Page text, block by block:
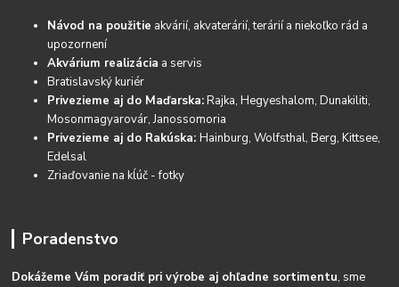
Návod na použitie akvárií, akvaterárií, terárií a niekoľko rád a
upozornení
Akvárium realizácia a servis
Bratislavský kuriér
Privezieme aj do Maďarska:Rajka, Hegyeshalom, Dunakiliti,
Mosonmagyarovár, Janossomoria
Privezieme aj do Rakúska:Hainburg, Wolfsthal, Berg, Kittsee,
Edelsal
Zriaďovanie na kĺúč - fotky
Poradenstvo
Dokážeme Vám poradiť pri výrobe aj ohľadne sortimentu, sme